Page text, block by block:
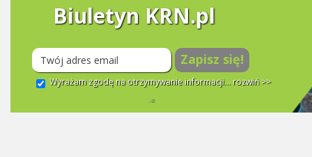
Biuletyn KRN.pl
Zapisz się!
Wyrażam zgodę na otrzymywanie informacji... rozwiń >>